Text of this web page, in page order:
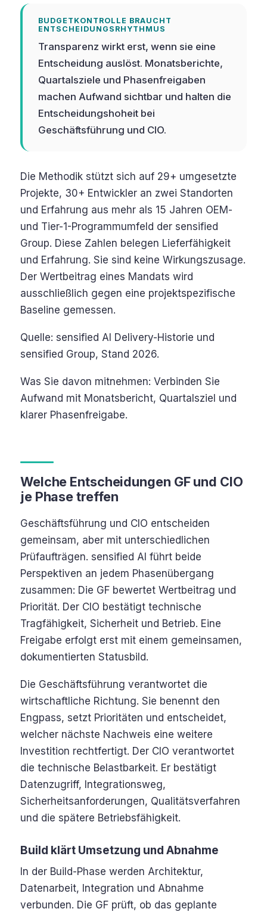
BUDGETKONTROLLE BRAUCHT
ENTSCHEIDUNGSRHYTHMUS
Transparenz wirkt erst, wenn sie eine
Entscheidung auslöst. Monatsberichte,
Quartalsziele und Phasenfreigaben
machen Aufwand sichtbar und halten die
Entscheidungshoheit bei
Geschäftsführung und CIO.
Die Methodik stützt sich auf 29+ umgesetzte
Projekte, 30+ Entwickler an zwei Standorten
und Erfahrung aus mehr als 15 Jahren OEM-
und Tier-1-Programmumfeld der sensified
Group. Diese Zahlen belegen Lieferfähigkeit
und Erfahrung. Sie sind keine Wirkungszusage.
Der Wertbeitrag eines Mandats wird
ausschließlich gegen eine projektspezifische
Baseline gemessen.
Quelle: sensified AI Delivery-Historie und
sensified Group, Stand 2026.
Was Sie davon mitnehmen: Verbinden Sie
Aufwand mit Monatsbericht, Quartalsziel und
klarer Phasenfreigabe.
Welche Entscheidungen GF und CIO
je Phase treffen
Geschäftsführung und CIO entscheiden
gemeinsam, aber mit unterschiedlichen
Prüfaufträgen. sensified AI führt beide
Perspektiven an jedem Phasenübergang
zusammen: Die GF bewertet Wertbeitrag und
Priorität. Der CIO bestätigt technische
Tragfähigkeit, Sicherheit und Betrieb. Eine
Freigabe erfolgt erst mit einem gemeinsamen,
dokumentierten Statusbild.
Die Geschäftsführung verantwortet die
wirtschaftliche Richtung. Sie benennt den
Engpass, setzt Prioritäten und entscheidet,
welcher nächste Nachweis eine weitere
Investition rechtfertigt. Der CIO verantwortet
die technische Belastbarkeit. Er bestätigt
Datenzugriff, Integrationsweg,
Sicherheitsanforderungen, Qualitätsverfahren
und die spätere Betriebsfähigkeit.
Build klärt Umsetzung und Abnahme
In der Build-Phase werden Architektur,
Datenarbeit, Integration und Abnahme
verbunden. Die GF prüft, ob das geplante